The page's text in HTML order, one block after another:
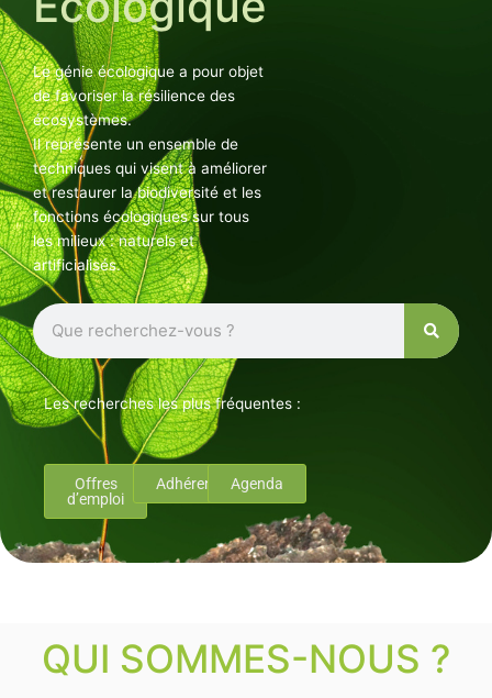
Le génie écologique a pour objet
de favoriser la résilience des
écosystèmes.
Il représente un ensemble de
techniques qui visent à améliorer
et restaurer la biodiversité et les
fonctions écologiques sur tous
les milieux : naturels et
artificialisés.
Rechercher
Les recherches les plus fréquentes :
Offres
d’emploi
Adhérents Agenda
QUI SOMMES-NOUS ?